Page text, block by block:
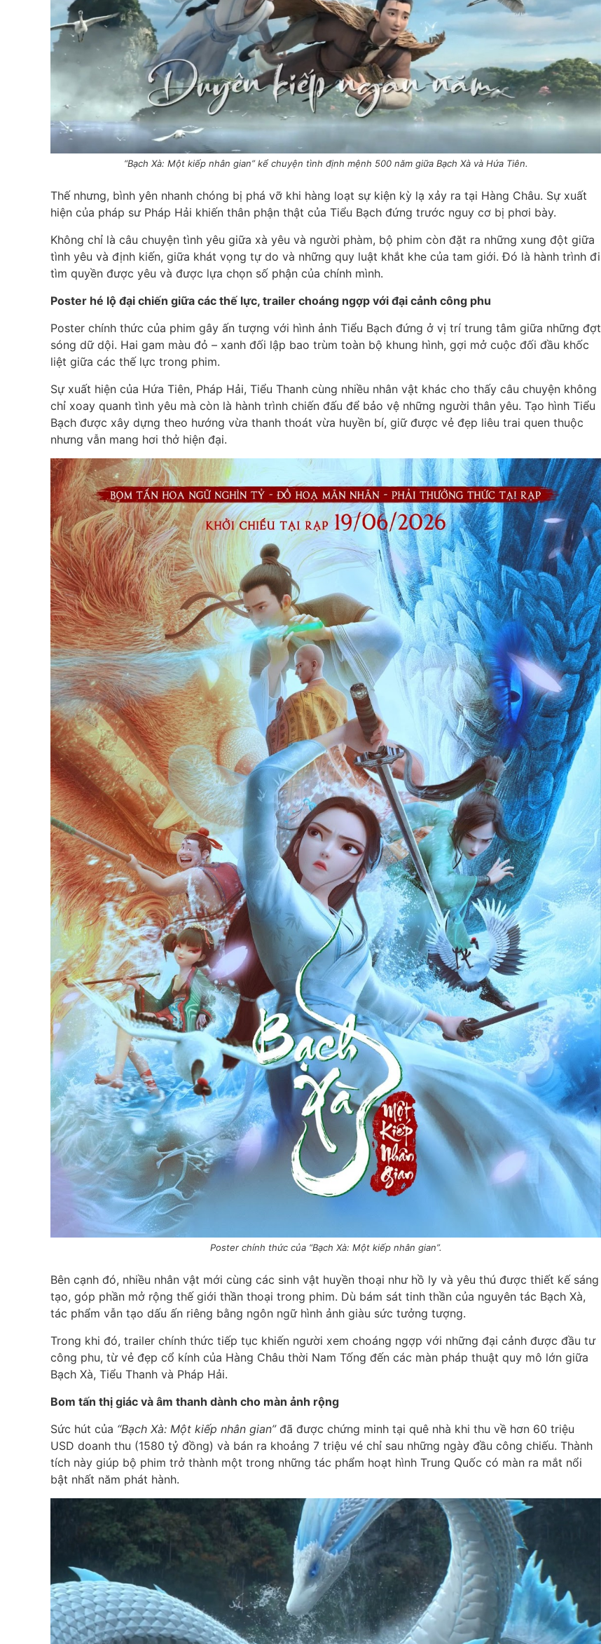
“Bạch Xà: Một kiếp nhân gian” kể chuyện tình định mệnh 500 năm giữa Bạch Xà và Hứa Tiên.
Thế nhưng, bình yên nhanh chóng bị phá vỡ khi hàng loạt sự kiện kỳ lạ xảy ra tại Hàng Châu. Sự xuất
hiện của pháp sư Pháp Hải khiến thân phận thật của Tiểu Bạch đứng trước nguy cơ bị phơi bày.
Không chỉ là câu chuyện tình yêu giữa xà yêu và người phàm, bộ phim còn đặt ra những xung đột giữa
tình yêu và định kiến, giữa khát vọng tự do và những quy luật khắt khe của tam giới. Đó là hành trình đi
tìm quyền được yêu và được lựa chọn số phận của chính mình.
Poster hé lộ đại chiến giữa các thế lực, trailer choáng ngợp với đại cảnh công phu
Poster chính thức của phim gây ấn tượng với hình ảnh Tiểu Bạch đứng ở vị trí trung tâm giữa những đợt
sóng dữ dội. Hai gam màu đỏ – xanh đối lập bao trùm toàn bộ khung hình, gợi mở cuộc đối đầu khốc
liệt giữa các thế lực trong phim.
Sự xuất hiện của Hứa Tiên, Pháp Hải, Tiểu Thanh cùng nhiều nhân vật khác cho thấy câu chuyện không
chỉ xoay quanh tình yêu mà còn là hành trình chiến đấu để bảo vệ những người thân yêu. Tạo hình Tiểu
Bạch được xây dựng theo hướng vừa thanh thoát vừa huyền bí, giữ được vẻ đẹp liêu trai quen thuộc
nhưng vẫn mang hơi thở hiện đại.
Poster chính thức của “Bạch Xà: Một kiếp nhân gian”.
Bên cạnh đó, nhiều nhân vật mới cùng các sinh vật huyền thoại như hồ ly và yêu thú được thiết kế sáng
tạo, góp phần mở rộng thế giới thần thoại trong phim. Dù bám sát tinh thần của nguyên tác Bạch Xà,
tác phẩm vẫn tạo dấu ấn riêng bằng ngôn ngữ hình ảnh giàu sức tưởng tượng.
Trong khi đó, trailer chính thức tiếp tục khiến người xem choáng ngợp với những đại cảnh được đầu tư
công phu, từ vẻ đẹp cổ kính của Hàng Châu thời Nam Tống đến các màn pháp thuật quy mô lớn giữa
Bạch Xà, Tiểu Thanh và Pháp Hải.
Bom tấn thị giác và âm thanh dành cho màn ảnh rộng
Sức hút của “Bạch Xà: Một kiếp nhân gian”đã được chứng minh tại quê nhà khi thu về hơn 60 triệu
USD doanh thu (1580 tỷ đồng) và bán ra khoảng 7 triệu vé chỉ sau những ngày đầu công chiếu. Thành
tích này giúp bộ phim trở thành một trong những tác phẩm hoạt hình Trung Quốc có màn ra mắt nổi
bật nhất năm phát hành.